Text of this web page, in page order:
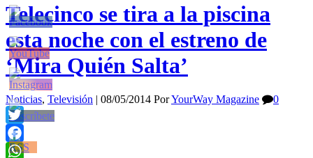
Telecinco se tira a la piscina
esta noche con el estreno de
‘Mira Quién Salta’
Noticias, Televisión | 08/05/2014 PorYourWay Magazine 0
Twitter
Facebook